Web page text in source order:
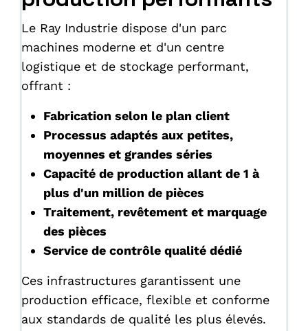
Le Ray Industrie dispose d'un parc
machines moderne et d'un centre
logistique et de stockage performant,
offrant :
Fabrication selon le plan client
Processus adaptés aux petites,
moyennes et grandes séries
Capacité de production allant de 1 à
plus d'un million de pièces
Traitement, revêtement et marquage
des pièces
Service de contrôle qualité dédié
Ces infrastructures garantissent une
production efficace, flexible et conforme
aux standards de qualité les plus élevés.